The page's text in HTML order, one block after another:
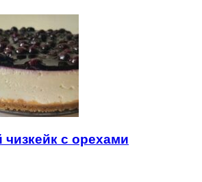
с орехами